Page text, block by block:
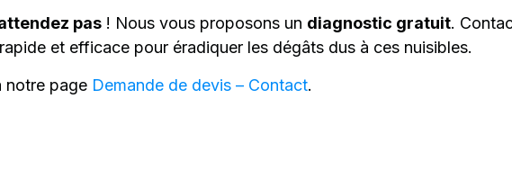
pas ! Nous vous proposons un diagnostic gratuit.
et efficace pour éradiquer les dégâts dus à ces nuisibles.
notre page Demande de devis – Contact.